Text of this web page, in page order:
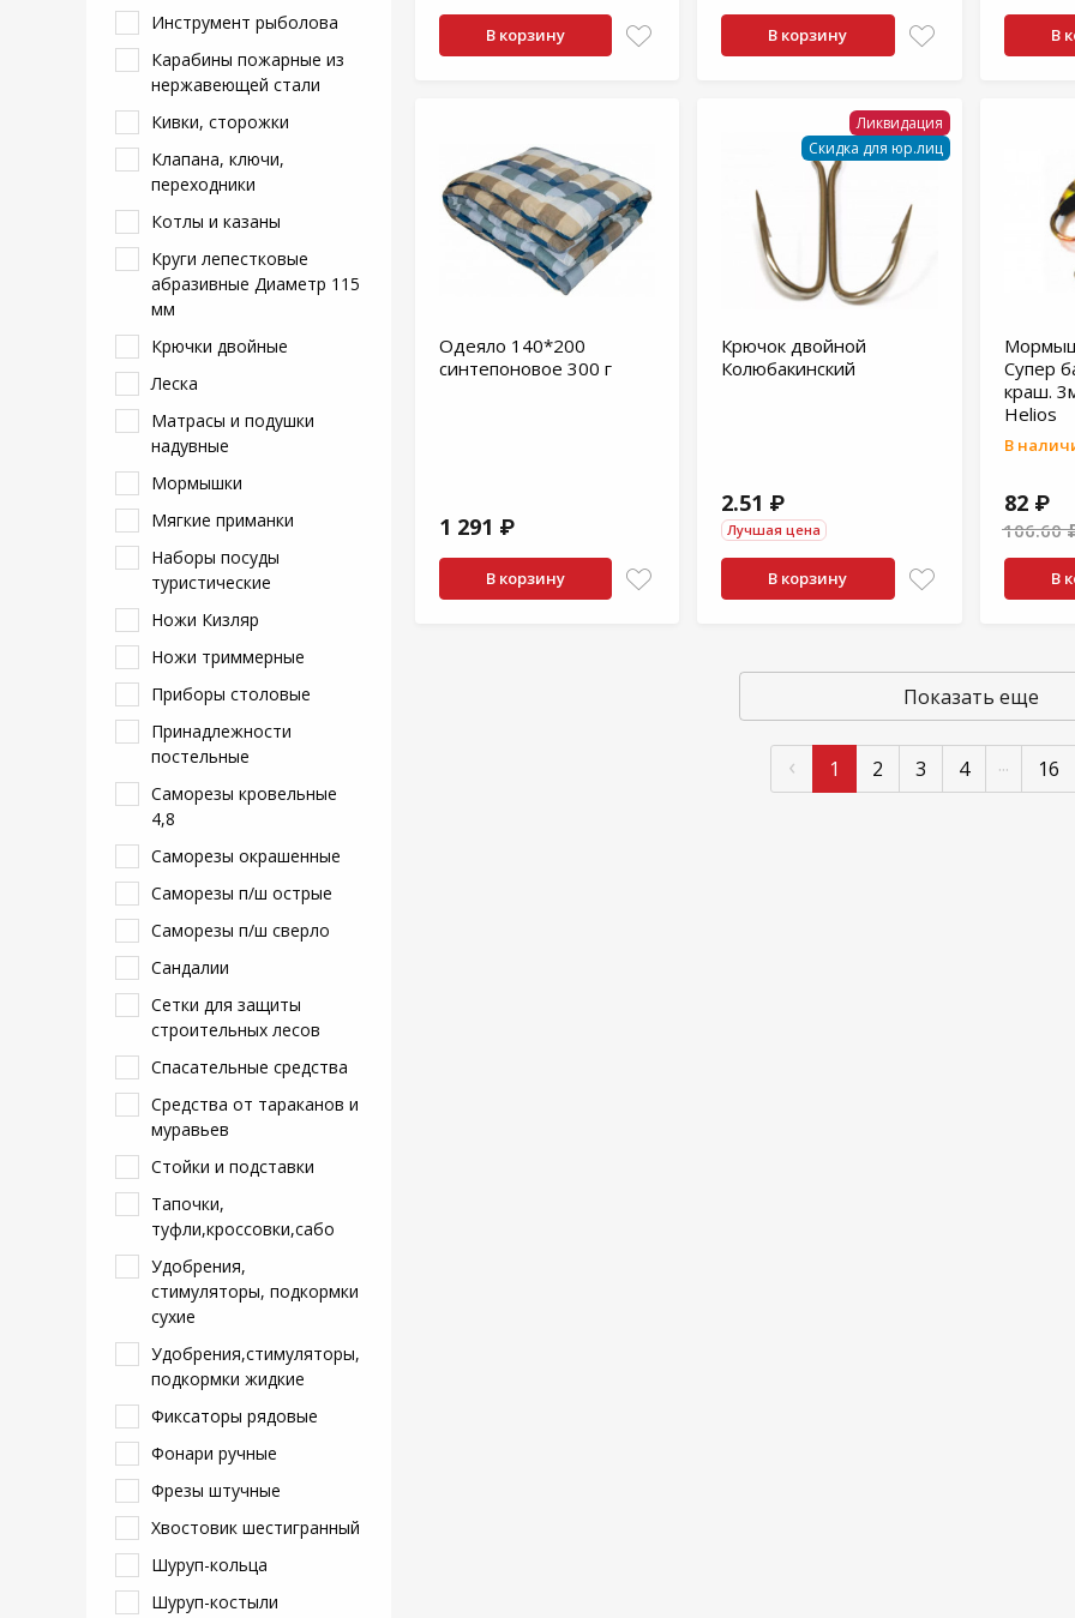
Инструмент рыболова
Карабины пожарные из
нержавеющей стали
Кивки, сторожки
Клапана, ключи,
переходники
Котлы и казаны
Круги лепестковые
абразивные Диаметр 115
мм
Крючки двойные
Леска
Матрасы и подушки
надувные
Мормышки
Мягкие приманки
Наборы посуды
туристические
Ножи Кизляр
Ножи триммерные
Приборы столовые
Принадлежности
постельные
Саморезы кровельные
4,8
Саморезы окрашенные
Саморезы п/ш острые
Саморезы п/ш сверло
Сандалии
Сетки для защиты
строительных лесов
Спасательные средства
Средства от тараканов и
муравьев
Стойки и подставки
Тапочки,
туфли,кроссовки,сабо
Удобрения,
стимуляторы, подкормки
сухие
Удобрения,стимуляторы,
подкормки жидкие
Фиксаторы рядовые
Фонари ручные
Фрезы штучные
Хвостовик шестигранный
Шуруп-кольца
Шуруп-костыли
В корзину В корзину В
Одеяло 140*200
синтепоновое 300 г
1 291 ₽
В корзину
Ликвидация
Скидка для юр.лиц
Крючок двойной
Колюбакинский
2.51 ₽
Лучшая цена
В корзину
Супер
краш.
Helios
В
82 ₽
106.60
В
Показать еще
‹ 1 2 3 4 ... 16